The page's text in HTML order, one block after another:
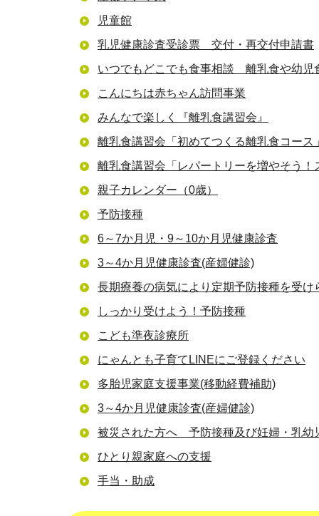
児童館
乳児健康診査受診票 交付・再交付申請書
いつでもどこでも食事相談 離乳食や幼児
こんにちは赤ちゃん訪問事業
みんなで楽しく『離乳食講習会』
離乳食講習会「初めてつくる離乳食コース
離乳食講習会「レパートリーを増やそう！
親子カレンダー（0歳）
予防接種
6～7か月児・9～10か月児健康診査
3～4か月児健康診査(産婦健診)
長期療養の病気により定期予防接種を受け
しっかり受けよう！予防接種
こども準夜診療所
にゃんとも子育てLINEにご登録ください
多胎児家庭支援事業(移動経費補助)
3～4か月児健康診査(産婦健診)
被災された方へ 予防接種及び妊婦・乳幼
ひとり親家庭への支援
手当・助成